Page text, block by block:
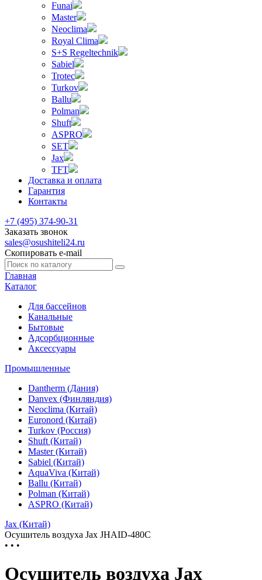
Funai
Master
Neoclima
Royal Clima
S+S Regeltechnik
Sabiel
Trotec
Turkov
Ballu
Polman
Shuft
ASPRO
SET
Jax
TFT
Доставка и оплата
Гарантия
Контакты
+7 (495) 374-90-31
Заказать звонок
sales@osushiteli24.ru
Скопировать e-mail
Главная
Каталог
Для бассейнов
Канальные
Бытовые
Адсорбционные
Аксессуары
Промышленные
Dantherm (Дания)
Danvex (Финляндия)
Neoclima (Китай)
Euronord (Китай)
Turkov (Россия)
Shuft (Китай)
Master (Китай)
Sabiel (Китай)
AquaViva (Китай)
Ballu (Китай)
Polman (Китай)
ASPRO (Китай)
Jax (Китай)
Осушитель воздуха Jax JHAID-480C
• • •
Осушитель воздуха Jax